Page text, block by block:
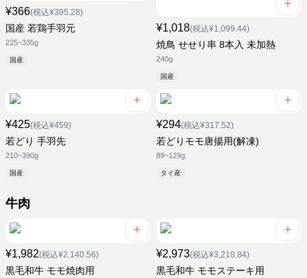
¥366(税込¥395.28)
国産 若鶏手羽元
225~335g
国産
¥1,018(税込¥1,099.44)
焼鳥 せせり串 8本入 未加熱
240g
国産
¥425(税込¥459)
若どり 手羽先
210~390g
国産
¥294(税込¥317.52)
若どりモモ唐揚用(解凍)
89~129g
タイ産
牛肉
¥1,982(税込¥2,140.56)
黒毛和牛 モモ焼肉用
¥2,973(税込¥3,210.84)
黒毛和牛 モモステーキ用